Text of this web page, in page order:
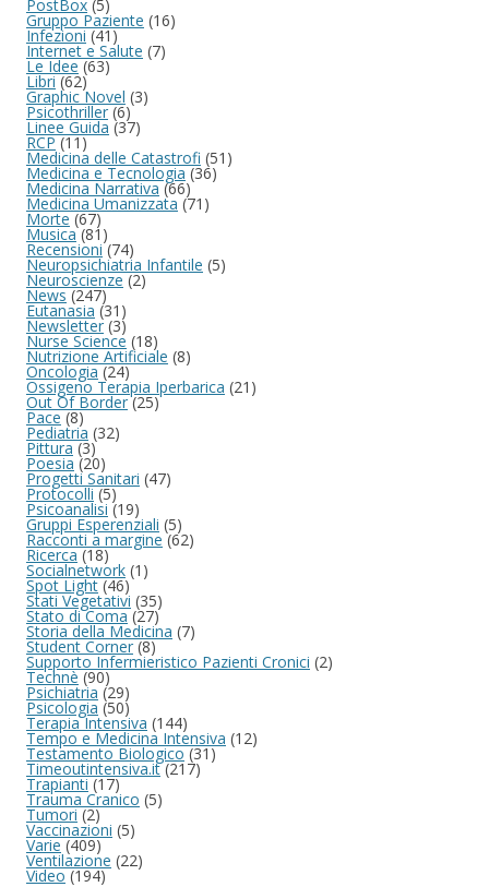
PostBox(5)
Gruppo Paziente (16)
Infezioni(41)
Internet e Salute (7)
Le Idee(63)
Libri(62)
Graphic Novel (3)
Psicothriller(6)
Linee Guida (37)
RCP(11)
Medicina delle Catastrofi (51)
Medicina e Tecnologia(36)
Medicina Narrativa(66)
Medicina Umanizzata (71)
Morte(67)
Musica(81)
Recensioni(74)
Neuropsichiatria Infantile (5)
Neuroscienze(2)
News(247)
Eutanasia (31)
Newsletter (3)
Nurse Science (18)
Nutrizione Artificiale (8)
Oncologia(24)
Ossigeno Terapia Iperbarica (21)
Out Of Border(25)
Pace(8)
Pediatria (32)
Pittura(3)
Poesia (20)
Progetti Sanitari (47)
Protocolli(5)
Psicoanalisi (19)
Gruppi Esperenziali (5)
Racconti a margine (62)
Ricerca(18)
Socialnetwork (1)
Spot Light(46)
Stati Vegetativi (35)
Stato di Coma(27)
Storia della Medicina (7)
Student Corner(8)
Supporto Infermieristico Pazienti Cronici (2)
Technè(90)
Psichiatria (29)
Psicologia (50)
Terapia Intensiva (144)
Tempo e Medicina Intensiva (12)
Testamento Biologico(31)
Timeoutintensiva.it(217)
Trapianti(17)
Trauma Cranico (5)
Tumori(2)
Vaccinazioni (5)
Varie(409)
Ventilazione (22)
Video(194)